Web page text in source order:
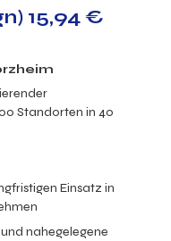
15,94 €
Standorten in 40
Einsatz in
nahegelegene